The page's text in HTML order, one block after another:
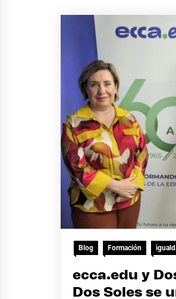
Blog Formación
ecca.edu y
Dos Soles se